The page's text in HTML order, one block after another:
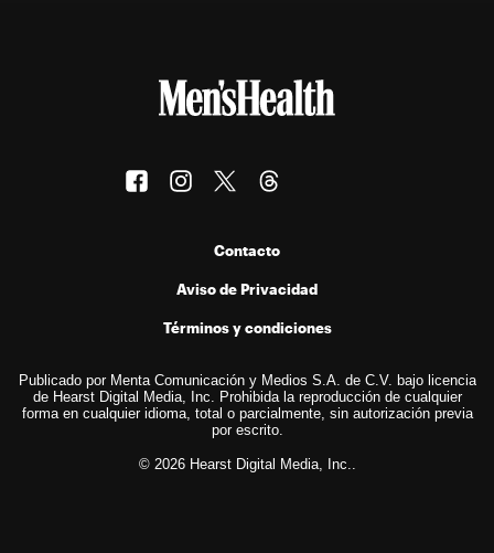
Contacto
Aviso de Privacidad
Términos y condiciones
Publicado por Menta Comunicación y Medios S.A. de C.V. bajo licencia
de Hearst Digital Media, Inc. Prohibida la reproducción de cualquier
forma en cualquier idioma, total o parcialmente, sin autorización previa
por escrito.
© 2026 Hearst Digital Media, Inc..